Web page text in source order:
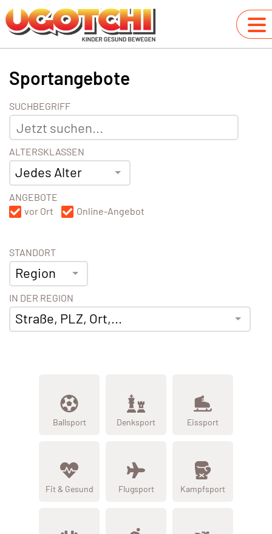
Sportangebote
SUCHBEGRIFF
ALTERSKLASSEN
Jedes Alter
ANGEBOTE
vor Ort
Online-Angebot
STANDORT
Region
IN DER REGION
Straße, PLZ, Ort,...
Ballsport Denksport Eissport
Fit & Gesund Flugsport Kampfsport